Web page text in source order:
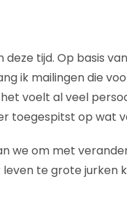
tijd. Op basis
ik mailingen die
voelt al veel
toegespitst op wat
we om met
te grote jurken